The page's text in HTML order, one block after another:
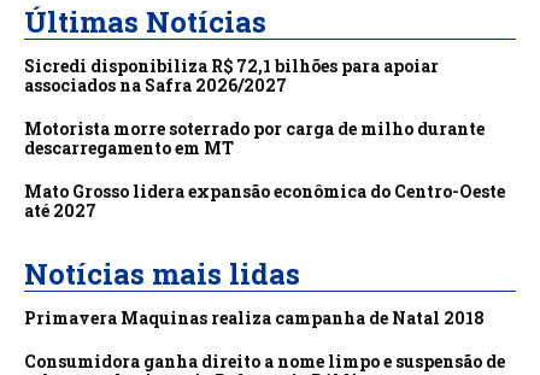
Últimas Notícias
Sicredi disponibiliza R$ 72,1 bilhões para apoiar
associados na Safra 2026/2027
Motorista morre soterrado por carga de milho durante
descarregamento em MT
Mato Grosso lidera expansão econômica do Centro-Oeste
até 2027
Notícias mais lidas
Primavera Maquinas realiza campanha de Natal 2018
Consumidora ganha direito a nome limpo e suspensão de